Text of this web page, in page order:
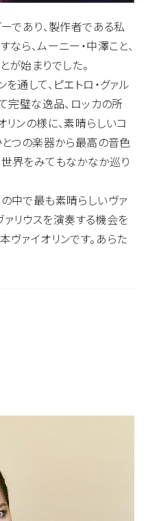
であり、製作者である私
ら、ムーニー・中澤こと、
が始まりでした。
通して、ピエトロ・グァル
完璧な逸品、ロッカの所
ンの様に、素晴らしいコ
とつの楽器から最高の音色
界をみてもなかなか巡り
中で最も素晴らしいヴァ
ァリウスを演奏する機会を
ヴァイオリンです。あらた